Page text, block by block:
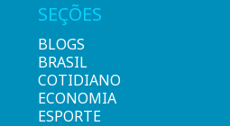
SEÇÕES
BLOGS
BRASIL
COTIDIANO
ECONOMIA
ESPORTE